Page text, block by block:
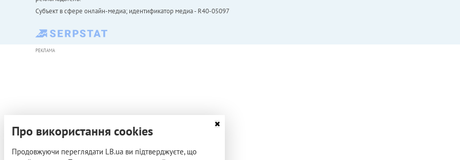
Субъект в сфере онлайн-медиа; идентификатор медиа - R40-05097
РЕКЛАМА
Про використання cookies
Продовжуючи переглядати LB.ua ви підтверджуєте, що